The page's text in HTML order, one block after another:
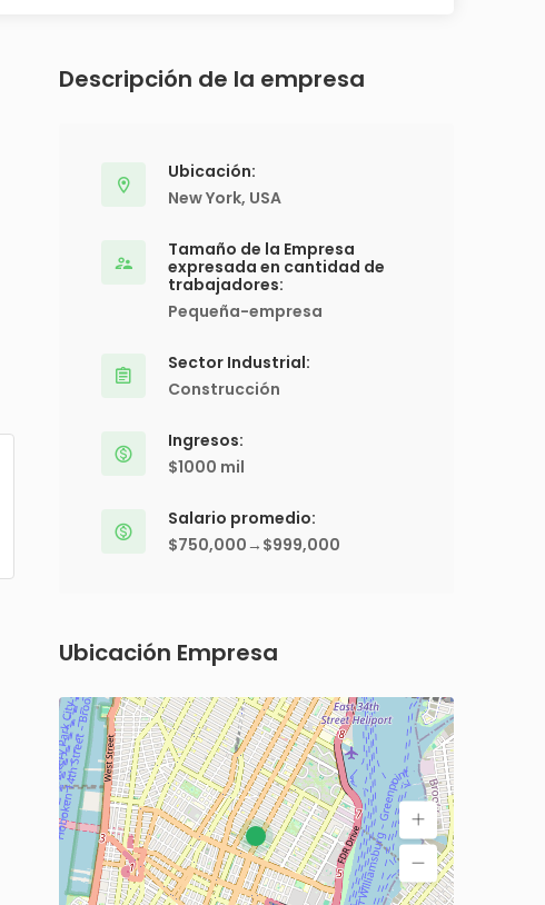
Descripción de la empresa
Ubicación:
New York, USA
Tamaño de la Empresa
expresada en cantidad de
trabajadores:
Pequeña-empresa
Sector Industrial:
Construcción
Ingresos:
$1000 mil
Salario promedio:
$750,000→$999,000
Ubicación Empresa